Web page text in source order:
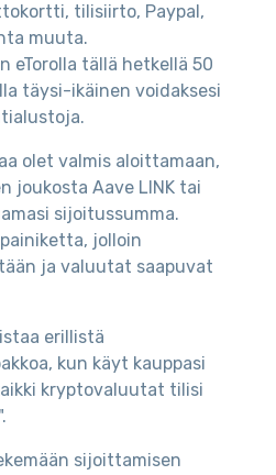
tilisiirto, Paypal,
muuta.
eTorolla tällä hetkellä 50
täysi-ikäinen voidaksesi
olet valmis aloittamaan,
joukosta Aave LINK tai
sijoitussumma.
jolloin
ja valuutat saapuvat
erillistä
kun käyt kauppasi
kryptovaluutat tilisi
sijoittamisen